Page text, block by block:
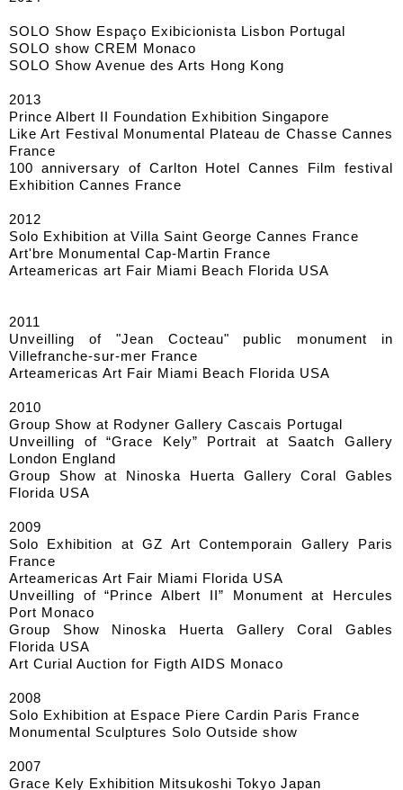
SOLO Show Espaço Exibicionista Lisbon Portugal
SOLO show CREM Monaco
SOLO Show Avenue des Arts Hong Kong
2013
Prince Albert II Foundation Exhibition Singapore
Like Art Festival Monumental Plateau de Chasse Cannes
France
100 anniversary of Carlton Hotel Cannes Film festival
Exhibition Cannes France
2012
Solo Exhibition at Villa Saint George Cannes France
Art'bre Monumental Cap-Martin France
Arteamericas art Fair Miami Beach Florida USA
2011
Unveilling of "Jean Cocteau" public monument in
Villefranche-sur-mer France
Arteamericas Art Fair Miami Beach Florida USA
2010
Group Show at Rodyner Gallery Cascais Portugal
Unveilling of “Grace Kely” Portrait at Saatch Gallery
London England
Group Show at Ninoska Huerta Gallery Coral Gables
Florida USA
2009
Solo Exhibition at GZ Art Contemporain Gallery Paris
France
Arteamericas Art Fair Miami Florida USA
Unveilling of “Prince Albert II” Monument at Hercules
Port Monaco
Group Show Ninoska Huerta Gallery Coral Gables
Florida USA
Art Curial Auction for Figth AIDS Monaco
2008
Solo Exhibition at Espace Piere Cardin Paris France
Monumental Sculptures Solo Outside show
2007
Grace Kely Exhibition Mitsukoshi Tokyo Japan